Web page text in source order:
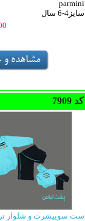
parmini
سایز4-6 سال
7909 کد
ست سوییشرت و شلوار